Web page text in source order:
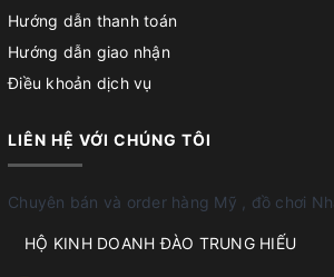
Hướng dẫn thanh toán
Hướng dẫn giao nhận
Điều khoản dịch vụ
LIÊN HỆ VỚI CHÚNG TÔI
Chuyên bán và order hàng Mỹ , đồ chơi
HỘ KINH DOANH ĐÀO TRUNG HIẾU